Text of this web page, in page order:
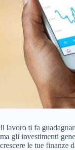
Il lavoro ti fa
ma gli investimenti
crescere le tue finanze